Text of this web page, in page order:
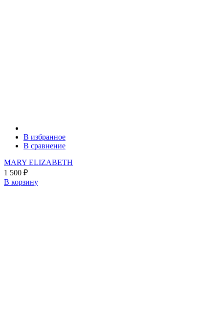
В избранное
В сравнение
MARY ELIZABETH
1 500 ₽
В корзину